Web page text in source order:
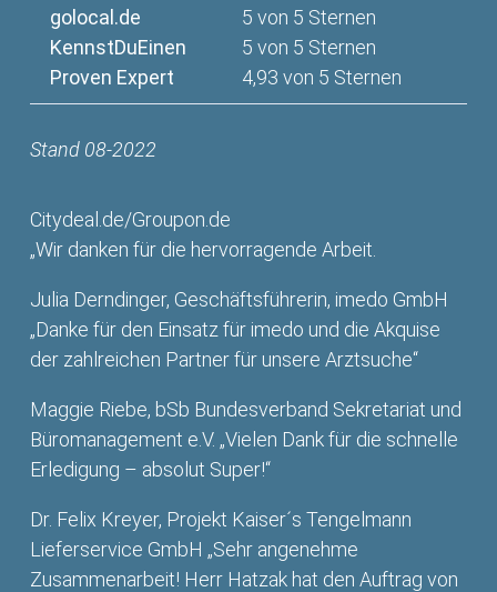
golocal.de
KennstDuEinen
Proven Expert
5 von 5 Sternen
5 von 5 Sternen
4,93 von 5 Sternen
Stand 08-2022
Citydeal.de/Groupon.de
„Wir danken für die hervorragende Arbeit.
Julia Derndinger, Geschäftsführerin, imedo GmbH
„Danke für den Einsatz für imedo und die Akquise
der zahlreichen Partner für unsere Arztsuche“
Maggie Riebe, bSb Bundesverband Sekretariat und
Büromanagement e.V. „Vielen Dank für die schnelle
Erledigung – absolut Super!“
Dr. Felix Kreyer, Projekt Kaiser´s Tengelmann
Lieferservice GmbH „Sehr angenehme
Zusammenarbeit! Herr Hatzak hat den Auftrag von